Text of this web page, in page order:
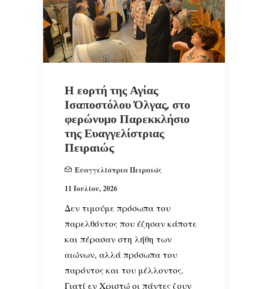
Η εορτή της Αγίας
Ισαποστόλου Όλγας, στο
φερώνυμο Παρεκκλήσιο
της Ευαγγελίστριας
Πειραιώς
Ευαγγελίστρια Πειραιώς
11 Ιουλίου, 2026
Δεν τιμούμε πρόσωπα του
παρελθόντος που έζησαν κάποτε
και πέρασαν στη λήθη των
αιώνων, αλλά πρόσωπα του
παρόντος και του μέλλοντος.
Γιατί εν Χριστώ οι πάντες ζουν